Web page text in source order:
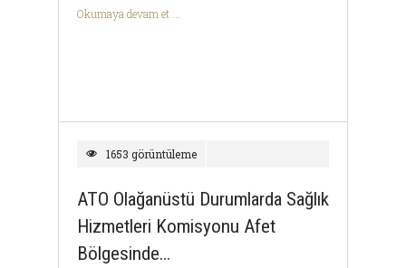
Okumaya devam et ...
1653 görüntüleme
ATO Olağanüstü Durumlarda Sağlık
Hizmetleri Komisyonu Afet
Bölgesinde…